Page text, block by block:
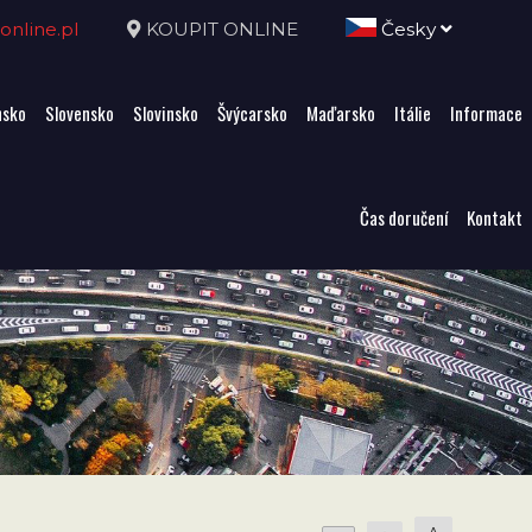
KOUPIT ONLINE Česky
Slovensko Slovinsko Švýcarsko Maďarsko Itálie Informace
Čas doručení Kontakt